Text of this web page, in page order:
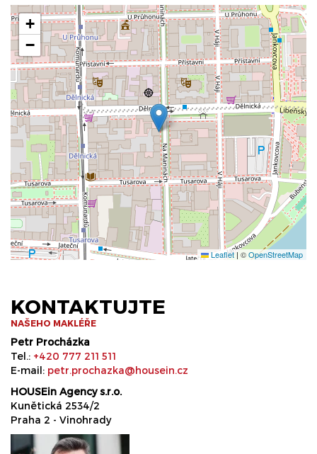
+
−
Leaflet | ©OpenStreetMap
KONTAKTUJTE
NAŠEHO MAKLÉŘE
Petr Procházka
Tel.: +420 777 211 511
E-mail: petr.prochazka@housein.cz
HOUSEin Agency s.r.o.
Kunětická 2534/2
Praha 2 - Vinohrady